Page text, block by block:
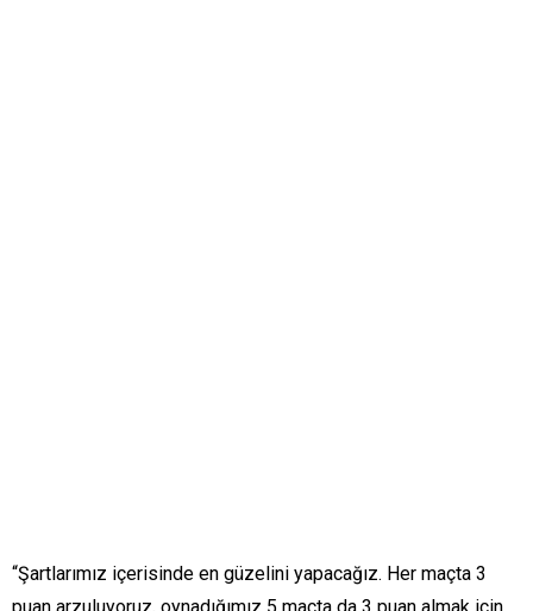
“Şartlarımız içerisinde en güzelini yapacağız. Her maçta 3